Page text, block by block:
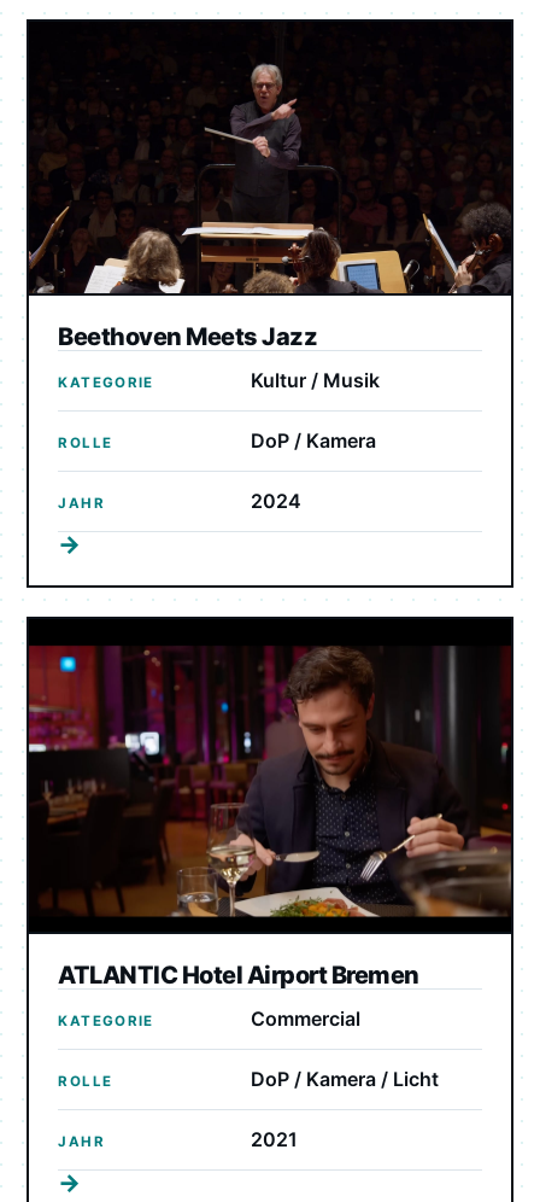
Beethoven Meets Jazz
KATEGORIE Kultur / Musik
ROLLE DoP / Kamera
JAHR 2024
→
ATLANTIC Hotel Airport Bremen
KATEGORIE Commercial
ROLLE DoP / Kamera / Licht
JAHR 2021
→